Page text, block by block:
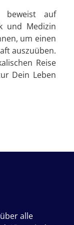
beweist auf
und Medizin
um einen
auszuüben.
Reise
Dein Leben
alle